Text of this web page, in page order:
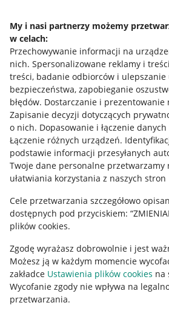
My i nasi partnerzy możemy
w celach:
Przechowywanie informacji na
nich. Spersonalizowane reklamy i
treści, badanie odbiorców i ulepszanie
bezpieczeństwa, zapobieganie
błędów. Dostarczanie i prezentowanie
Zapisanie decyzji dotyczących
o nich. Dopasowanie i łączenie
Łączenie różnych urządzeń.
podstawie informacji przesyłanych
Twoje dane personalne przetwarzamy
ułatwiania korzystania z naszych stron
Cele przetwarzania szczegółowo
dostępnych pod przyciskiem:
plików cookies.
Zgodę wyrażasz dobrowolnie i jest
Możesz ją w każdym momencie
zakładce Ustawienia plików cookies na
Wycofanie zgody nie wpływa na
przetwarzania.
Ustawienia plików "cookies"
Udostępnianie lokalizacji
Informacje dla Aktu o Usługach
Pobierz aplikację
Korzystanie z serwisu oznacza